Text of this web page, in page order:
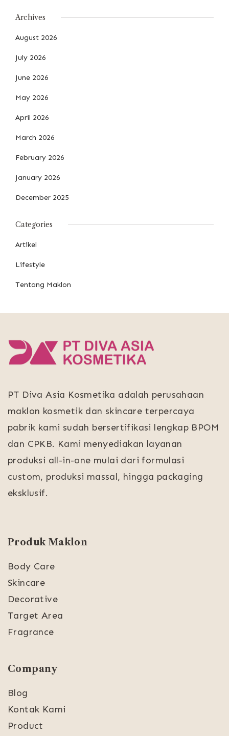
Archives
August 2026
July 2026
June 2026
May 2026
April 2026
March 2026
February 2026
January 2026
December 2025
Categories
Artikel
Lifestyle
Tentang Maklon
PT Diva Asia Kosmetika adalah perusahaan
maklon kosmetik dan skincare terpercaya
pabrik kami sudah bersertifikasi lengkap BPOM
dan CPKB. Kami menyediakan layanan
produksi all-in-one mulai dari formulasi
custom, produksi massal, hingga packaging
eksklusif.
Produk Maklon
Body Care
Skincare
Decorative
Target Area
Fragrance
Company
Blog
Kontak Kami
Product